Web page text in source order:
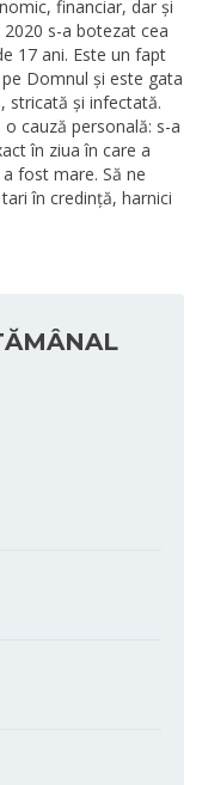
financiar, dar și
s-a botezat cea
17 ani. Este un fapt
Domnul și este gata
stricată și infectată.
cauză personală: s-a
în ziua în care a
fost mare. Să ne
în credință, harnici